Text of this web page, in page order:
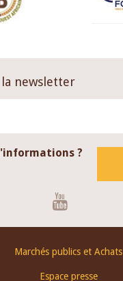
newsletter
?
Marchés publics et Achats
Espace presse